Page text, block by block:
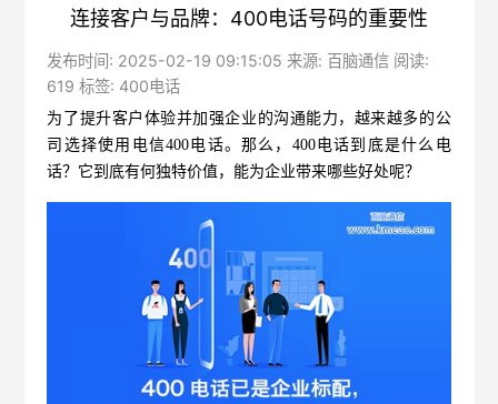
连接客户与品牌：400电话号码的重要性
发布时间: 2025-02-19 09:15:05 来源: 百脑通信 阅读:
619 标签: 400电话
为了提升客户体验并加强企业的沟通能力，越来越多的公
司选择使用 电信400电话。那么，400电话到底是什么电
话？它到底有何独特价值，能为企业带来哪些好处呢？